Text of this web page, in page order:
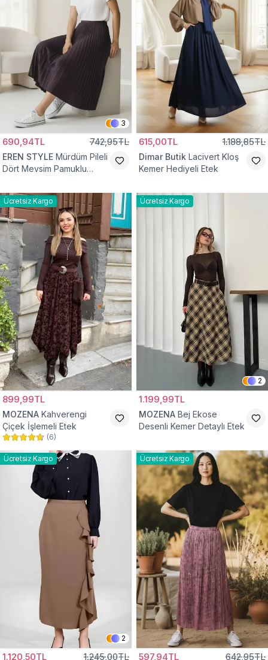
3
690,94TL 742,95TL
EREN STYLE Mürdüm Pileli
Dört Mevsim Pamuklu
615,00TL 1.188,85TL
Dimar Butik Lacivert Kloş
Kemer Hediyeli Etek
Ücretsiz Kargo
899,99TL
MOZENA Kahverengi
Çiçek İşlemeli Etek
(6)
Ücretsiz Kargo
2
1.199,99TL
MOZENA Bej Ekose
Desenli Kemer Detaylı Etek
Ücretsiz Kargo
2
1.120,50TL 1.245,00TL
Ücretsiz Kargo
597,94TL 642,95TL